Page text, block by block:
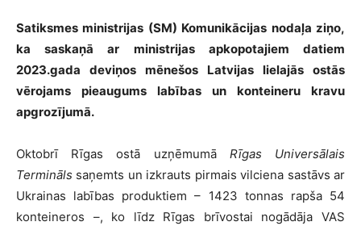
Satiksmes ministrijas (SM) Komunikācijas nodaļa ziņo,
ka saskaņā ar ministrijas apkopotajiem datiem
2023.gada deviņos mēnešos Latvijas lielajās ostās
vērojams pieaugums labības un konteineru kravu
apgrozījumā.
Oktobrī Rīgas ostā uzņēmumā Rīgas Universālais
Termināls saņemts un izkrauts pirmais vilciena sastāvs ar
Ukrainas labības produktiem – 1423 tonnas rapša 54
konteineros –, ko līdz Rīgas brīvostai nogādāja VAS